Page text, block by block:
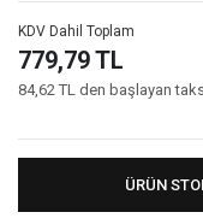
KDV Dahil Toplam
779,79 TL
84,62 TL den başlayan
ÜRÜN